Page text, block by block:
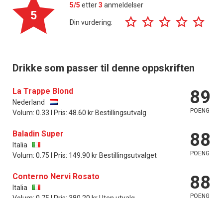
5
5/5 etter3 anmeldelser
Din vurdering:
Drikke som passer til denne oppskriften
La Trappe Blond
Nederland
Volum: 0.33 l Pris: 48.60 kr Bestillingsutvalg
89
POENG
Baladin Super
Italia
Volum: 0.75 l Pris: 149.90 kr Bestillingsutvalget
88
POENG
Conterno Nervi Rosato
Italia
88
POENG